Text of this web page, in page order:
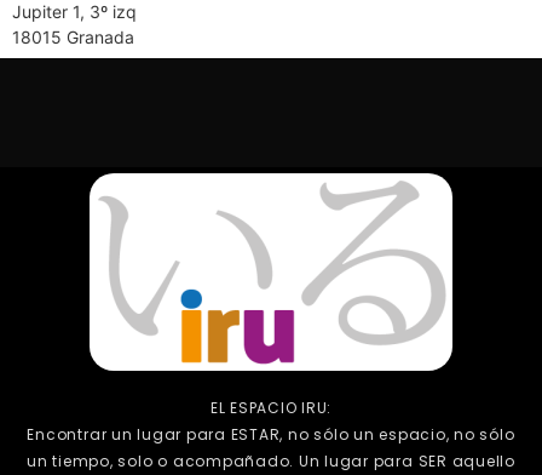
Jupiter 1, 3º izq
18015 Granada
EL ESPACIO IRU:
Encontrar un lugar para ESTAR, no sólo un espacio, no sólo
un tiempo, solo o acompañado. Un lugar para SER aquello